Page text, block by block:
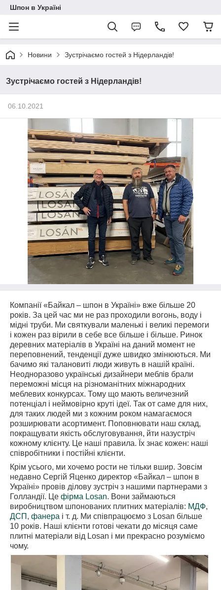
Шпон в Україні
Новини Зустрічаємо гостей з Нідерландів!
Зустрічаємо гостей з Нідерландів!
06.10.2021
Компанії «Байкал – шпон в Україні» вже більше 20
років. За цей час ми не раз проходили вогонь, воду і
мідні труби. Ми святкували маленькі і великі перемоги
і кожен раз вірили в себе все більше і більше. Ринок
деревних матеріалів в Україні на даний момент не
переповнений, тенденції дуже швидко змінюються. Ми
бачимо які талановиті люди живуть в нашій країні.
Неодноразово українські дизайнери меблів брали
переможні місця на різноманітних міжнародних
меблевих конкурсах. Тому що мають величезний
потенціал і неймовірно круті ідеї. Так от саме для них,
для таких людей ми з кожним роком намагаємося
розширювати асортимент. Поповнювати наш склад,
покращувати якість обслуговування, йти назустріч
кожному клієнту. Це наші правила. Їх знає кожен: наші
співробітники і постійні клієнти.
Крім усього, ми хочемо рости не тільки вшир. Зовсім
недавно Сергій Яценко директор «Байкал – шпон в
Україні» провів ділову зустріч з нашими партнерами з
Голландії. Це фірма Losan. Вони займаються
виробництвом шпонованих плитних матеріалів: МДФ,
ДСП , фанера і т. д. Ми співпрацюємо з Losan більше
10 років. Наші клієнти готові чекати до місяця саме
плитні матеріали від Losan і ми прекрасно розуміємо
чому.